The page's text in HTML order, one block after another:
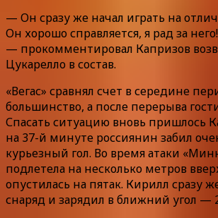
— Он сразу же начал играть на
Он хорошо справляется, я рад за него!
— прокомментировал Капризов
Цукарелло в состав.
«Вегас» сравнял счет в середине
большинство, а после перерыва
Спасать ситуацию вновь пришлось
на 37-й минуте россиянин забил
курьезный гол. Во время атаки
подлетела на несколько метров
опустилась на пятак. Кирилл сразу
снаряд и зарядил в ближний угол —